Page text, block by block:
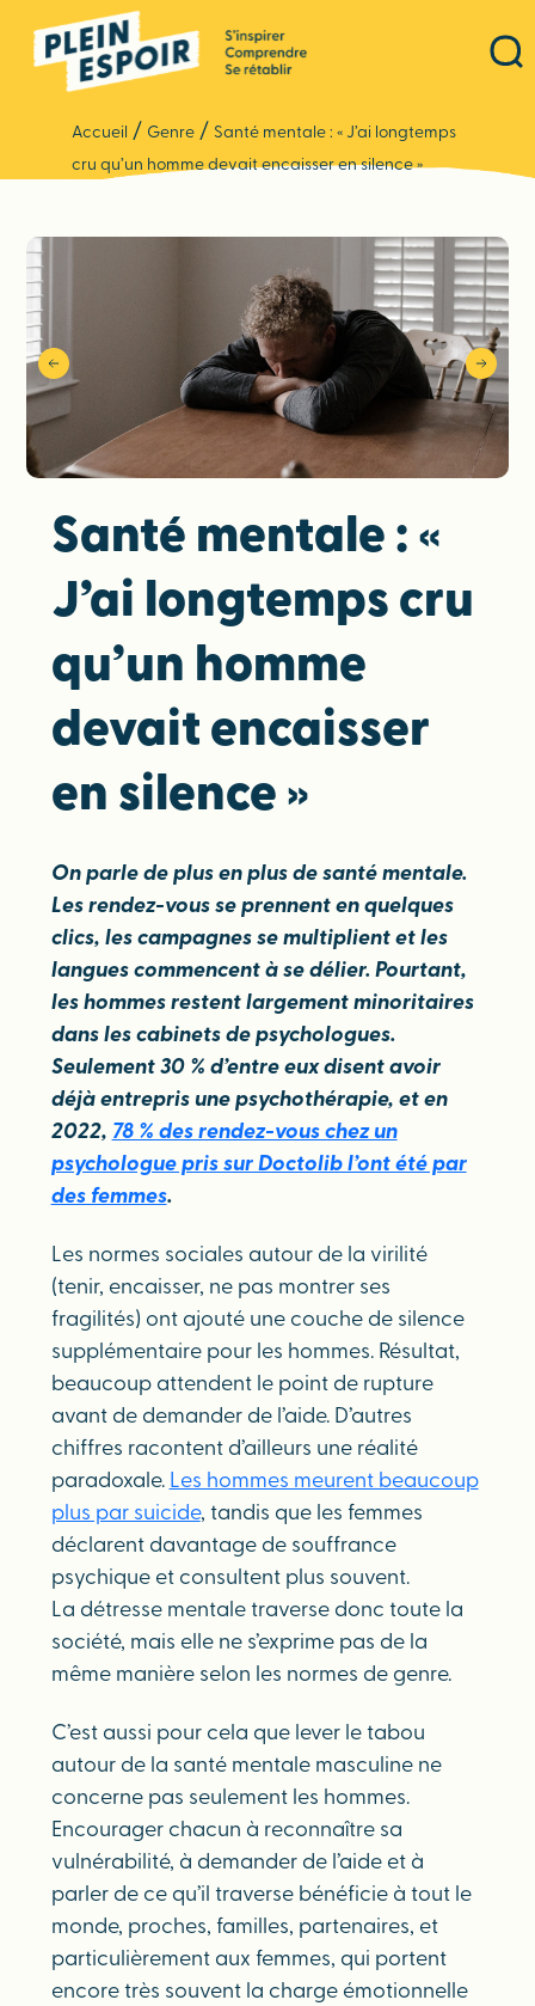
Accueil / Genre/ Santé mentale : « J’ai longtemps
cru qu’un homme devait encaisser en silence »
Santé mentale : «
J’ai longtemps cru
qu’un homme
devait encaisser
en silence »
On parle de plus en plus de santé mentale.
Les rendez-vous se prennent en quelques
clics, les campagnes se multiplient et les
langues commencent à se délier. Pourtant,
les hommes restent largement minoritaires
dans les cabinets de psychologues.
Seulement 30 % d’entre eux disent avoir
déjà entrepris une psychothérapie, et en
2022, 78 % des rendez-vous chez un
psychologue pris sur Doctolib l’ont été par
des femmes.
Les normes sociales autour de la virilité
(tenir, encaisser, ne pas montrer ses
fragilités) ont ajouté une couche de silence
supplémentaire pour les hommes. Résultat,
beaucoup attendent le point de rupture
avant de demander de l’aide. D’autres
chiffres racontent d’ailleurs une réalité
paradoxale. Les hommes meurent beaucoup
plus par suicide, tandis que les femmes
déclarent davantage de souffrance
psychique et consultent plus souvent.
La détresse mentale traverse donc toute la
société, mais elle ne s’exprime pas de la
même manière selon les normes de genre.
C’est aussi pour cela que lever le tabou
autour de la santé mentale masculine ne
concerne pas seulement les hommes.
Encourager chacun à reconnaître sa
vulnérabilité, à demander de l’aide et à
parler de ce qu’il traverse bénéficie à tout le
monde, proches, familles, partenaires, et
particulièrement aux femmes, qui portent
encore très souvent la charge émotionnelle
Panneau de gestion des cookies